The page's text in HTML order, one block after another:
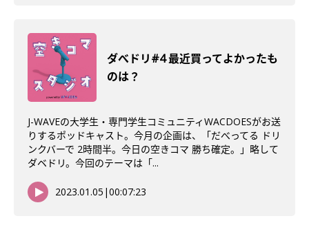
ダべドリ#4 最近買ってよかったも
のは？
J-WAVEの大学生・専門学生コミュニティWACDOESがお送
りするポッドキャスト。今月の企画は、「だべってる ドリ
ンクバーで 2時間半。今日の空きコマ 勝ち確定。」略して
ダベドリ。今回のテーマは「...
2023.01.05 |00:07:23